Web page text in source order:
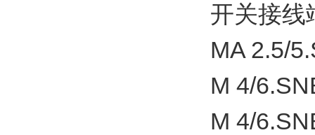
开关接线
MA 2.5/
M 4/
M 4/